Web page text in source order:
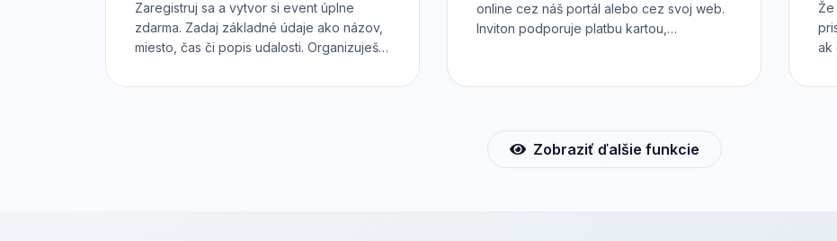
Zaregistruj sa a vytvor si event úplne
zdarma. Zadaj základné údaje ako názov,
miesto, čas či popis udalosti. Organizuješ
koncert? Zaraď ho do správnej kategórie.
online cez náš portál alebo cez svoj web.
Inviton podporuje platbu kartou,
platobný systém 24-pay. Predpredaj
iframe, API alebo plugin.
Že
ak
Zobraziť ďalšie funkcie